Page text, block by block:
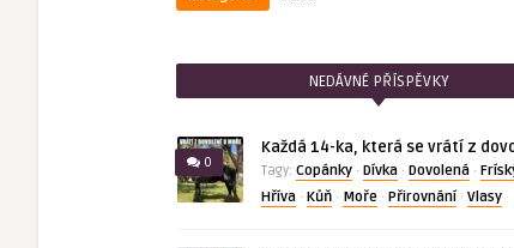
NEDÁVNÉ PŘÍSPĚVKY
0
Každá 14-ka, která se vrátí z
Tagy: Copánky · Dívka · Dovolená ·
Hříva · Kůň · Moře · Přirovnání· Vlasy